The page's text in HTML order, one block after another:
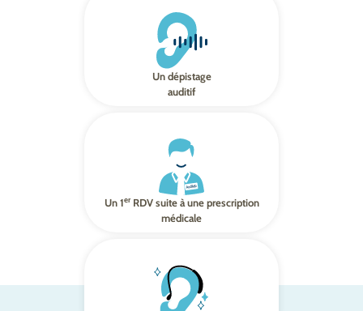
Un dépistage
auditif
Un 1erRDV suite à une prescription
médicale